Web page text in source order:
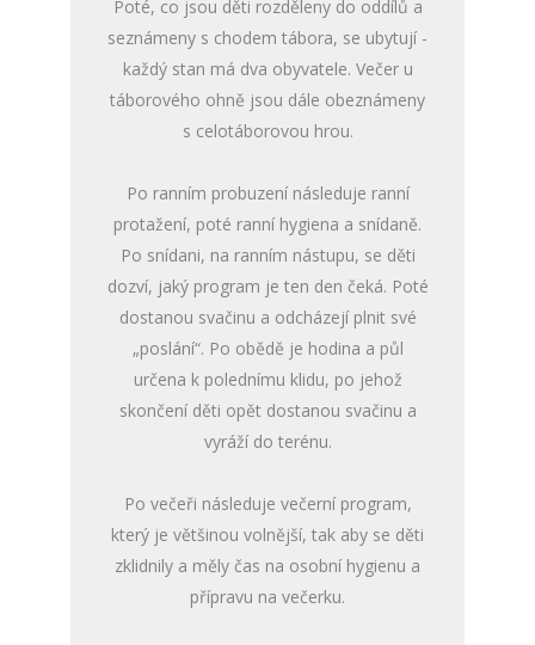
Poté, co jsou děti rozděleny do oddílů a
seznámeny s chodem tábora, se ubytují -
každý stan má dva obyvatele. Večer u
táborového ohně jsou dále obeznámeny
s celotáborovou hrou.
Po ranním probuzení následuje ranní
protažení, poté ranní hygiena a snídaně.
Po snídani, na ranním nástupu, se děti
dozví, jaký program je ten den čeká. Poté
dostanou svačinu a odcházejí plnit své
„poslání“. Po obědě je hodina a půl
určena k polednímu klidu, po jehož
skončení děti opět dostanou svačinu a
vyráží do terénu.
Po večeři následuje večerní program,
který je většinou volnější, tak aby se děti
zklidnily a měly čas na osobní hygienu a
přípravu na večerku.